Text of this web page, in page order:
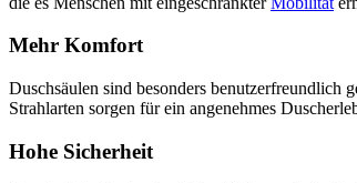
Mehr Komfort
Duschsäulen sind besonders benutzerfreundlich
Strahlarten sorgen für ein angenehmes
Hohe Sicherheit